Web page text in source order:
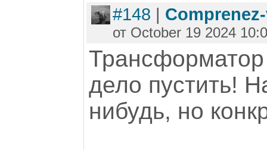
#148 |
от October 19 2024
Трансформатор
дело пустить!
нибудь, но